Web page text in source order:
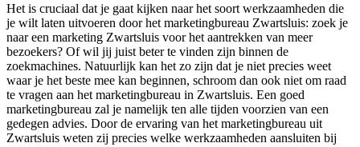
Het is cruciaal dat je gaat kijken naar het soort werkzaamheden die
je wilt laten uitvoeren door het marketingbureau Zwartsluis: zoek je
naar een marketing Zwartsluis voor het aantrekken van meer
bezoekers? Of wil jij juist beter te vinden zijn binnen de
zoekmachines. Natuurlijk kan het zo zijn dat je niet precies weet
waar je het beste mee kan beginnen, schroom dan ook niet om raad
te vragen aan het marketingbureau in Zwartsluis. Een goed
marketingbureau zal je namelijk ten alle tijden voorzien van een
gedegen advies. Door de ervaring van het marketingbureau uit
Zwartsluis weten zij precies welke werkzaamheden aansluiten bij